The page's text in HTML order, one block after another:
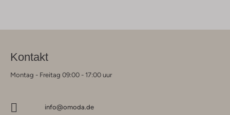
Kontakt
Montag - Freitag 09:00 - 17:00 uur
info@omoda.de